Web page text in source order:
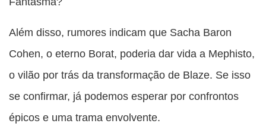
Além disso, rumores indicam que Sacha Baron
Cohen, o eterno Borat, poderia dar vida a Mephisto,
o vilão por trás da transformação de Blaze. Se isso
se confirmar, já podemos esperar por confrontos
épicos e uma trama envolvente.